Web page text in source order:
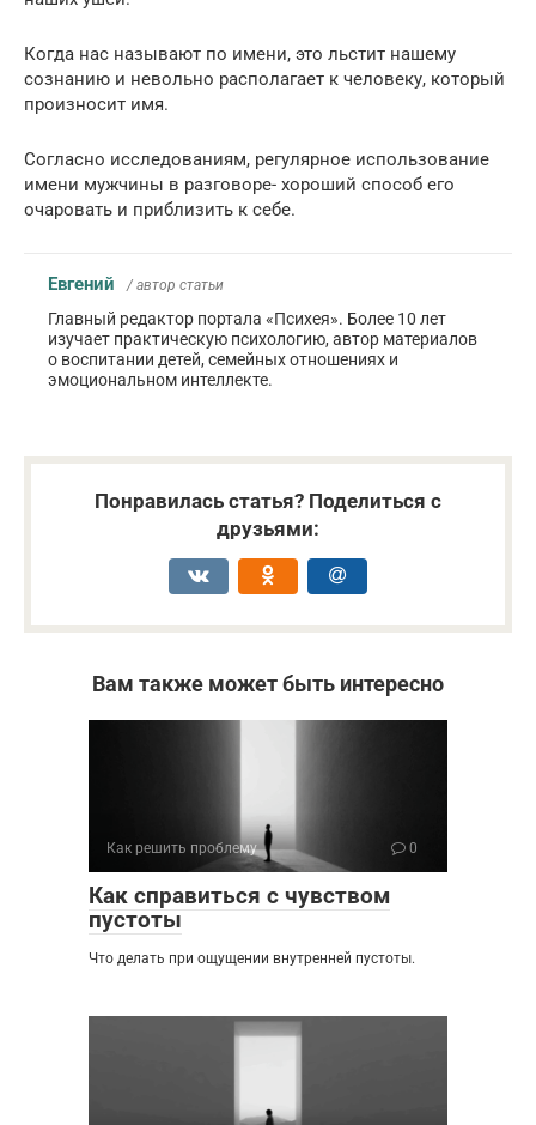
Когда нас называют по имени, это льстит нашему
сознанию и невольно располагает к человеку, который
произносит имя.
Согласно исследованиям, регулярное использование
имени мужчины в разговоре- хороший способ его
очаровать и приблизить к себе.
Евгений / автор статьи
Главный редактор портала «Психея». Более 10 лет
изучает практическую психологию, автор материалов
о воспитании детей, семейных отношениях и
эмоциональном интеллекте.
Понравилась статья? Поделиться с
друзьями:
Вам также может быть интересно
Как решить проблему 0
Как справиться с чувством
пустоты
Что делать при ощущении внутренней пустоты.